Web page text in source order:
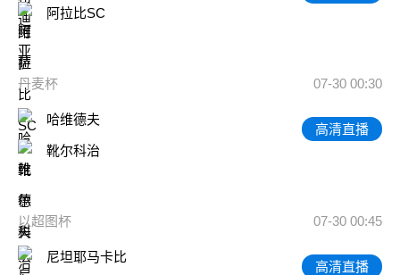
阿拉比SC
丹麦杯 07-30 00:30
哈维德夫
靴尔科治
高清直播
以超图杯 07-30 00:45
尼坦耶马卡比
高清直播